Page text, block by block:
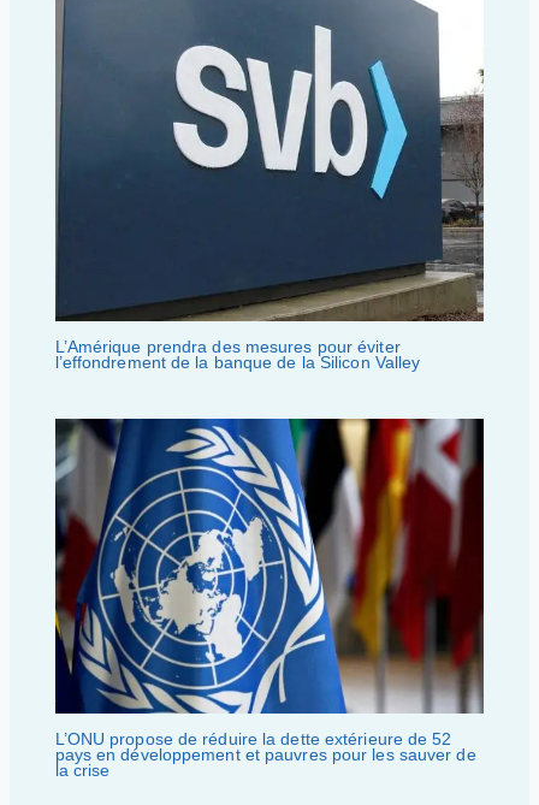
L’Amérique prendra des mesures pour éviter
l’effondrement de la banque de la Silicon Valley
L’ONU propose de réduire la dette extérieure de 52
pays en développement et pauvres pour les sauver de
la crise